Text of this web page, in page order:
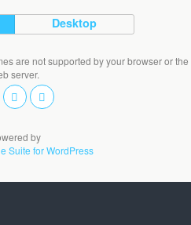
Desktop
are not supported by your browser or the
server.
by
Suite for WordPress